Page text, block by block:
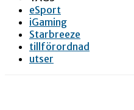
eSport
iGaming
Starbreeze
tillförordnad
utser